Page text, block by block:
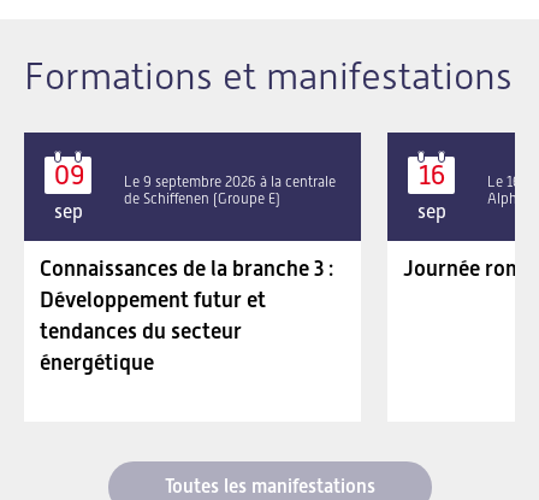
Formations et manifestations
09
sep
Le 9 septembre 2026 à la centrale
de Schiffenen (Groupe E)
Connaissances de la branche 3 :
Développement futur et
tendances du secteur
énergétique
16
sep
Le 16
Alpha
Journée
Toutes les manifestations